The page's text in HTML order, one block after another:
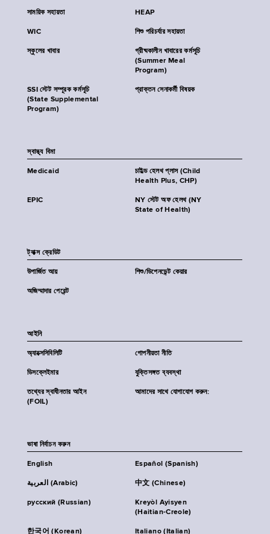
সাময়িক সহায়তা HEAP
WIC শিশু পরিচর্যার সহায়তা
স্কুলের খাবার
গ্রীষ্মকালীন খাবারের কর্মসূচি
(Summer Meal
Program)
SSI স্টেট সম্পূরক কর্মসূচি
(State Supplemental
Program)
প্রাক্তন সেনাকর্মী বিষয়ক
স্বাস্থ্য বিমা
Medicaid
চাইল্ড হেলথ প্লাস (Child
Health Plus, CHP)
EPIC
NY স্টেট অফ হেলথ (NY
State of Health)
ট্যাক্স ক্রেডিট
উপার্জিত আয় শিশু/ডিপেনডেন্ট কেয়ার
অজিম্মাদার পেরেন্ট
আইনি
অ্যাক্সেসিবিলিটি গোপনীয়তা নীতি
ডিসক্লেইমার যুক্তিসঙ্গত ব্যবস্থা
তথ্যের স্বাধীনতার আইন
(FOIL)
আমাদের সাথে যোগাযোগ করুন:
ভাষা নির্বাচন করুন
English Español (Spanish)
العربية (Arabic) 中文 (Chinese)
русский (Russian)
Kreyòl Ayisyen
(Haitian-Creole)
한국어 (Korean) Italiano (Italian)